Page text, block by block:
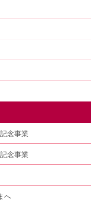
念事業
念事業
へ